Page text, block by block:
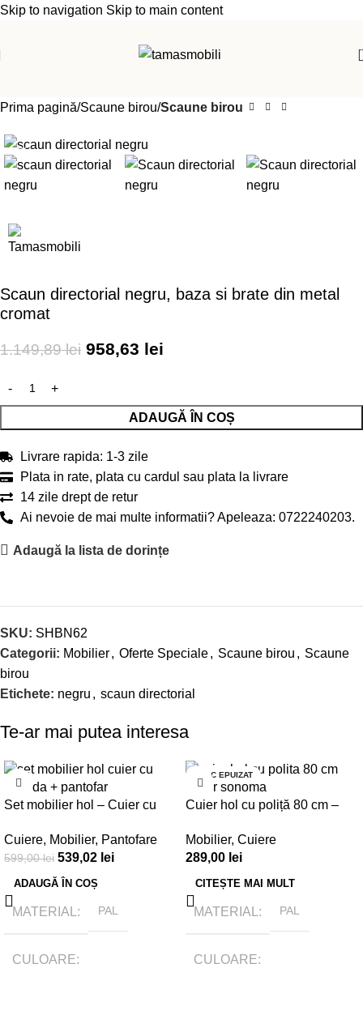
Skip to navigation Skip to main content
Prima pagină Scaune birou Scaune birou
-17%
Scaun directorial negru, baza si brate din metal
cromat
1.149,89lei 958,63 lei
ADAUGĂ ÎN COȘ
Livrare rapida: 1-3 zile
Plata in rate, plata cu cardul sau plata la livrare
14 zile drept de retur
Ai nevoie de mai multe informatii? Apeleaza: 0722240203.
Adaugă la lista de dorințe
SKU: SHBN62
Categorii: Mobilier, Oferte Speciale, Scaune birou , Scaune
birou
Etichete: negru , scaun directorial
Te-ar mai putea interesa
-10%
Set mobilier hol – Cuier cu
Cuiere, Mobilier, Pantofare
599,00lei 539,02 lei
ADAUGĂ ÎN COȘ
MATERIAL PAL
CULOARE
STOC EPUIZAT
Cuier hol cu poliță 80 cm –
Mobilier, Cuiere
289,00 lei
CITEȘTE MAI MULT
MATERIAL PAL
CULOARE